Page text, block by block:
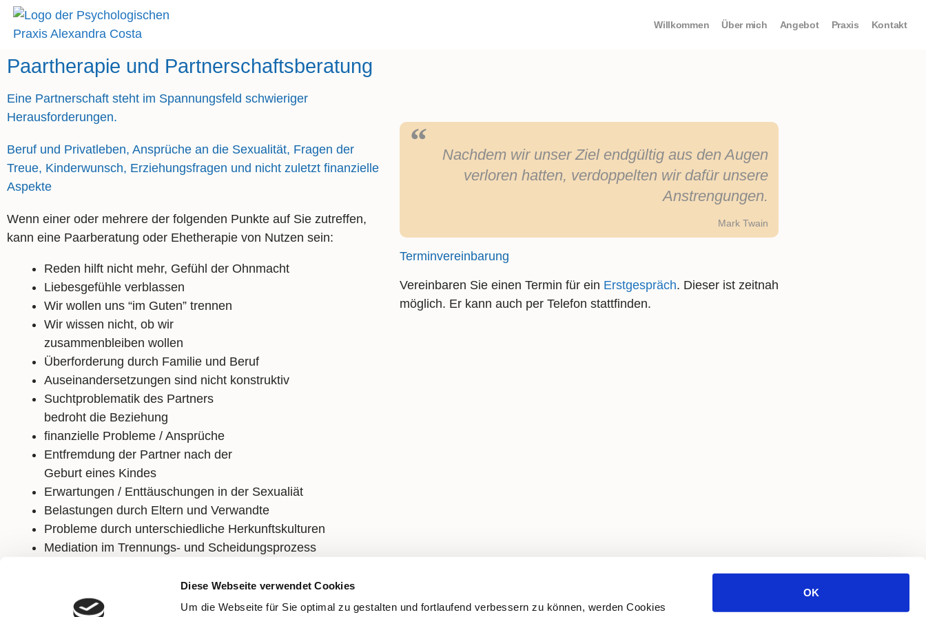
Diese Webseite verwendet Cookies
Um die Webseite für Sie optimal zu gestalten und fortlaufend verbessern zu können, werden Cookies
OK
Zum
Inhalt
Willkommen Über mich Angebot Praxis Kontakt
Paartherapie und Partnerschaftsberatung
Eine Partnerschaft steht im Spannungsfeld schwieriger
Herausforderungen.
Beruf und Privatleben, Ansprüche an die Sexualität, Fragen der
Treue, Kinderwunsch, Erziehungsfragen und nicht zuletzt finanzielle
Aspekte
Wenn einer oder mehrere der folgenden Punkte auf Sie zutreffen,
kann eine Paarberatung oder Ehetherapie von Nutzen sein:
Reden hilft nicht mehr, Gefühl der Ohnmacht
Liebesgefühle verblassen
Wir wollen uns “im Guten” trennen
Wir wissen nicht, ob wir
zusammenbleiben wollen
Überforderung durch Familie und Beruf
Auseinandersetzungen sind nicht konstruktiv
Suchtproblematik des Partners
bedroht die Beziehung
finanzielle Probleme / Ansprüche
Entfremdung der Partner nach der
Geburt eines Kindes
Erwartungen / Enttäuschungen in der Sexualiät
Belastungen durch Eltern und Verwandte
Probleme durch unterschiedliche Herkunftskulturen
Mediation im Trennungs- und Scheidungsprozess
Nachdem wir unser Ziel endgültig aus den Augen
verloren hatten, verdoppelten wir dafür unsere
Anstrengungen.
Mark Twain
Terminvereinbarung
Vereinbaren Sie einen Termin für ein Erstgespräch. Dieser ist zeitnah
möglich. Er kann auch per Telefon stattfinden.